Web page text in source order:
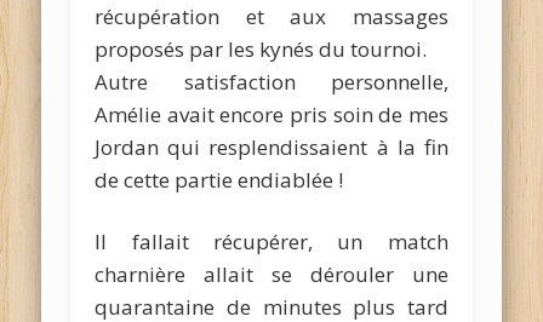
récupération et aux massages
proposés par les kynés du tournoi.
Autre satisfaction personnelle,
Amélie avait encore pris soin de mes
Jordan qui resplendissaient à la fin
de cette partie endiablée !
Il fallait récupérer, un match
charnière allait se dérouler une
quarantaine de minutes plus tard